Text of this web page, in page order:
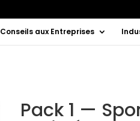
Conseils aux Entreprises
Pack 1 —